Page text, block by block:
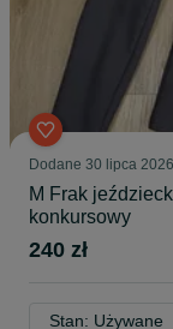
Dodane 30 lipca 2026
M Frak
konkursowy
240 zł
Stan: Używane